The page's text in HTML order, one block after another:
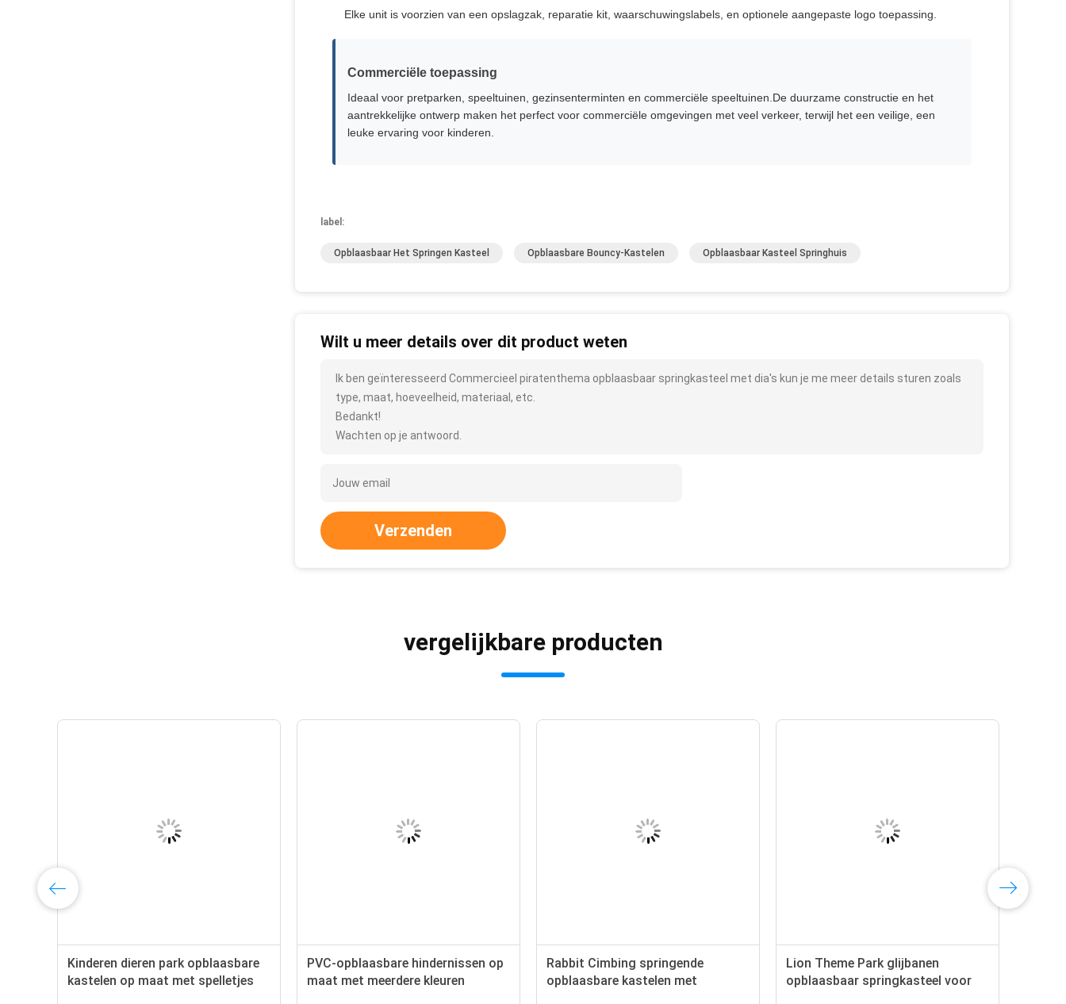
Elke unit is voorzien van een opslagzak, reparatie kit, waarschuwingslabels, en optionele aangepaste logo toepassing.
Commerciële toepassing
Ideaal voor pretparken, speeltuinen, gezinsenterminten en commerciële speeltuinen.De duurzame constructie en het
aantrekkelijke ontwerp maken het perfect voor commerciële omgevingen met veel verkeer, terwijl het een veilige, een
leuke ervaring voor kinderen.
label:
Opblaasbaar Het Springen Kasteel Opblaasbare Bouncy-Kastelen Opblaasbaar Kasteel Springhuis
Wilt u meer details over dit product weten
Ik ben geïnteresseerd Commercieel piratenthema opblaasbaar springkasteel met dia's kun je me meer details sturen zoals
type, maat, hoeveelheid, materiaal, etc.
Bedankt!
Wachten op je antwoord.
Verzenden
vergelijkbare producten
Kinderen dieren park opblaasbare
kastelen op maat met spelletjes
PVC-opblaasbare hindernissen op
maat met meerdere kleuren
Rabbit Cimbing springende
opblaasbare kastelen met
Lion Theme Park glijbanen
opblaasbaar springkasteel voor